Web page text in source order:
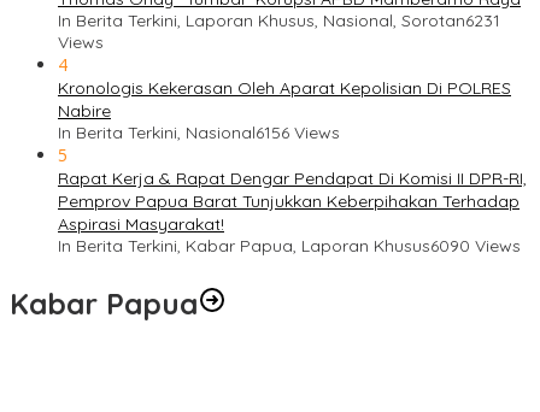
In Berita Terkini, Laporan Khusus, Nasional, Sorotan6231
Views
4
Kronologis Kekerasan Oleh Aparat Kepolisian Di POLRES
Nabire
In Berita Terkini, Nasional6156 Views
5
Rapat Kerja & Rapat Dengar Pendapat Di Komisi II DPR-RI,
Pemprov Papua Barat Tunjukkan Keberpihakan Terhadap
Aspirasi Masyarakat!
In Berita Terkini, Kabar Papua, Laporan Khusus6090 Views
Kabar Papua